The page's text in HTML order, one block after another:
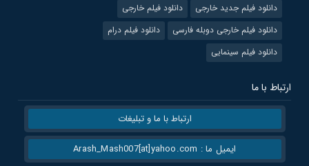
دانلود فیلم جدید خارجی
دانلود فیلم خارجی
دانلود فیلم خارجی دوبله فارسی
دانلود فیلم درام
دانلود فیلم سینمایی
ارتباط با ما
ارتباط با ما و تبلیغات
ایمیل ما : Arash_Mash007[at]yahoo.com